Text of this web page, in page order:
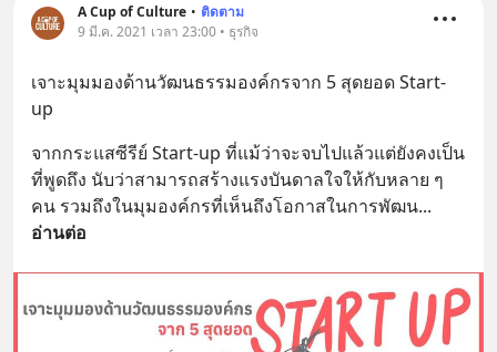
A Cup of Culture • ติดตาม
9 มี.ค. 2021 เวลา 23:00 • ธุรกิจ
เจาะมุมมองด้านวัฒนธรรมองค์กรจาก 5 สุดยอด Start-
up
จากกระแสซีรีย์ Start-up ที่แม้ว่าจะจบไปแล้วแต่ยังคงเป็น
ที่พูดถึง นับว่าสามารถสร้างแรงบันดาลใจให้กับหลาย ๆ
คน รวมถึงในมุมองค์กรที่เห็นถึงโอกาสในการพัฒน
อ่านต่อ